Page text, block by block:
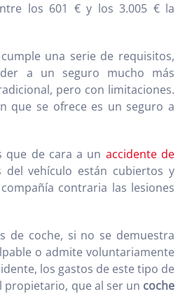
los 601 € y los 3.005 € la
una serie de requisitos,
a un seguro mucho más
pero con limitaciones.
que se ofrece es un seguro a
que de cara a un accidente de
del vehículo están cubiertos y
contraria las lesiones
de coche, si no se demuestra
o admite voluntariamente
los gastos de este tipo de
propietario, que al ser un coche